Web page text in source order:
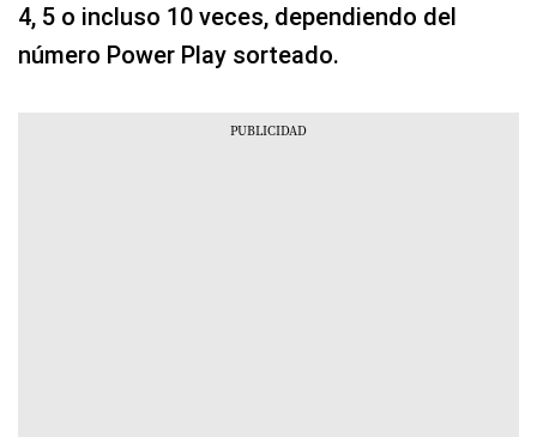
4, 5 o incluso 10 veces, dependiendo del
número Power Play sorteado.